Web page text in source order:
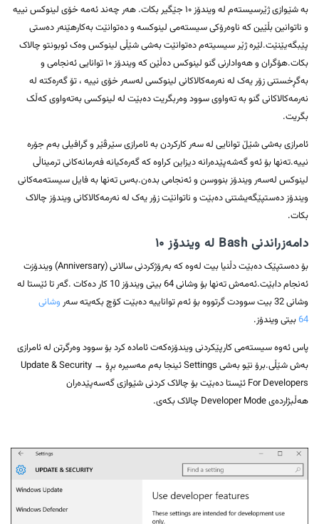
بە شێوازی ژێرسیستەم لە ویندۆز ۱۰ جێگیر بکات. هەر چەند ئەمە خۆی لینوکس نییە
و ناتوانین بڵێین کە ناوەرۆکی سیستەمی لینوکسە و دەتوانێت بەکارهێنەر دەستی
پێبگەیێنێت.لێرە ژێر سیسیتەم دەتوانێت بەشی شێڵی لینوکس وەک ئوبونتو چالاک
بکات.هۆگران و هەوادارنی گنو لینوکس دەڵێن کە ویندۆز ۱۰ توانایی ئەنجامی و
بەگڕخستنی زۆر یەک لە نەرمەکالاکانی لینوکسی لەسەر خۆی نییە ، تۆ گەرەکتە لە
نەرمەکالاکانی گنو بە تەواوی سوود وەربگریت دەبێت لە لینوکسی بەتەواوی کەڵک
بگریت.
ئامرازی بەشی شێڵ توانایی لە سەر کارکردن بە ئامرازی سێرڤێر و گرافیلی بەم جۆرە
نییە.تەنها بۆ ئەو گەشەپێدەرانە دیزاین کراوە کە گەرەکیانە فەرمانەکانی ترمیناڵی
لینوکس لەسەر ویندۆز بنووسن و ئەنجامی بدەن.بەس تەنها بە فایل سیستەمەکانی
ویندۆز دەستپێگەیشتنی دەبێت و ناتوانێت زۆر یەک لە نەرمەکالاکانی ویندۆز چالاک
بکات.
دامەزراندنی Bash لە ویندۆز ۱۰
بۆ دەستپێک دەبێت دڵنیا بیت لەوە کە بەرۆژکردنی سالانی (Anniversary) ویندۆزت
ئەنجام دابێت.ئەمەش تەنها بۆ وشانی 64 بیتی ویندۆز 10 کار دەکات .گەر تا ئێستا لە
وشانی 32 بیت سوودت گرتووە بۆ ئەم تواناییە دەبێت کۆچ بکەیتە سەر
وشانی
64بیتی ویندۆز.
پاس ئەوە سیستەمی کارپێکردنی ویندۆزەکەت ئامادە کرد بۆ سوود وەرگرتن لە ئامرازی
بەش شێڵی.برۆ نێو بەشی Settings ئینجا بەم مەسیرە بڕۆ Update & Security →
For Developers ئێستا دەبێت بۆ چالاک کردنی شێوازی گەسەپێدەران
هەڵبژاردەی Developer Mode چالاک بکەی.